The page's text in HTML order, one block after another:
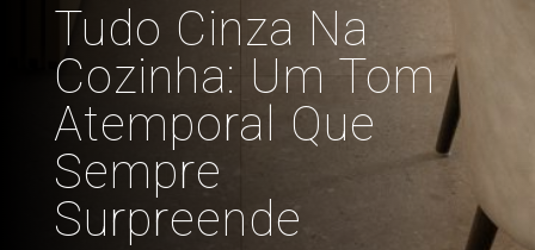
Tudo Cinza Na
Cozinha: Um Tom
Atemporal Que
Sempre
Surpreende